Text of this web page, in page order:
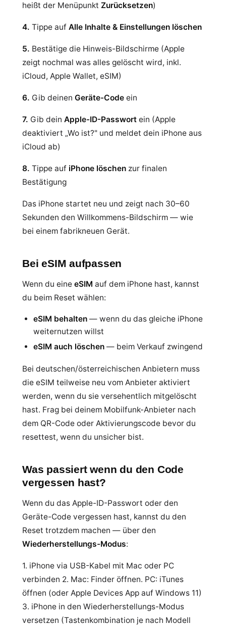
heißt der Menüpunkt Zurücksetzen)
4. Tippe auf Alle Inhalte & Einstellungen löschen
5. Bestätige die Hinweis-Bildschirme (Apple
zeigt nochmal was alles gelöscht wird, inkl.
iCloud, Apple Wallet, eSIM)
6. Gib deinen Geräte-Code ein
7. Gib dein Apple-ID-Passwort ein (Apple
deaktiviert „Wo ist?" und meldet dein iPhone aus
iCloud ab)
8. Tippe auf iPhone löschen zur finalen
Bestätigung
Das iPhone startet neu und zeigt nach 30–60
Sekunden den Willkommens-Bildschirm — wie
bei einem fabrikneuen Gerät.
Bei eSIM aufpassen
Wenn du eine eSIM auf dem iPhone hast, kannst
du beim Reset wählen:
eSIM behalten — wenn du das gleiche iPhone
weiternutzen willst
eSIM auch löschen — beim Verkauf zwingend
Bei deutschen/österreichischen Anbietern muss
die eSIM teilweise neu vom Anbieter aktiviert
werden, wenn du sie versehentlich mitgelöscht
hast. Frag bei deinem Mobilfunk-Anbieter nach
dem QR-Code oder Aktivierungscode bevor du
resettest, wenn du unsicher bist.
Was passiert wenn du den Code
vergessen hast?
Wenn du das Apple-ID-Passwort oder den
Geräte-Code vergessen hast, kannst du den
Reset trotzdem machen — über den
Wiederherstellungs-Modus:
1. iPhone via USB-Kabel mit Mac oder PC
verbinden 2. Mac: Finder öffnen. PC: iTunes
öffnen (oder Apple Devices App auf Windows 11)
3. iPhone in den Wiederherstellungs-Modus
versetzen (Tastenkombination je nach Modell